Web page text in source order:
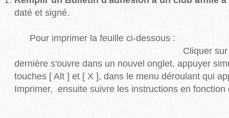
daté et
Pour imprimer la feuille
Cliquer sur la
dernière s'ouvre dans un nouvel onglet, appuyer
touches [ Alt ] et [ X ], dans le menu déroulant qui
Imprimer, ensuite suivre les instructions en